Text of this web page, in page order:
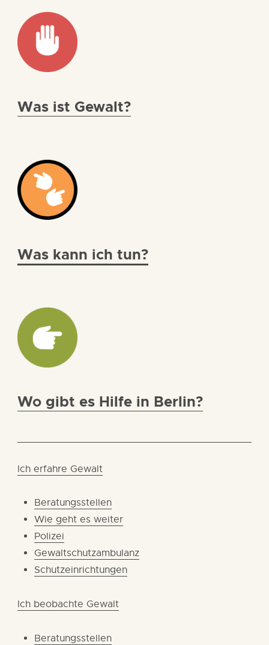
Was ist Gewalt?
Was kann ich tun?
Wo gibt es Hilfe in Berlin?
Ich erfahre Gewalt
Beratungsstellen
Wie geht es weiter
Polizei
Gewaltschutzambulanz
Schutzeinrichtungen
Ich beobachte Gewalt
Beratungsstellen